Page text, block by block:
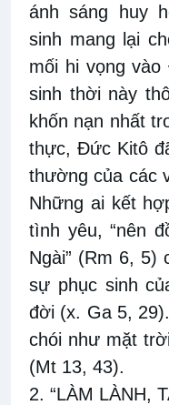
ánh sáng huy
sinh mang lại
mối hi vọng
sinh thời này
khốn nạn nhất
thực, Ðức Kitô
thường của các
Những ai kết
tình yêu, “nên
Ngài” (Rm 6, 5)
sự phục sinh
đời (x. Ga 5,
chói như mặt
(Mt 13, 43).
2. “LÀM LÀNH,